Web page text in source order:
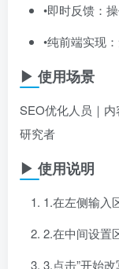
•即时反馈：
•纯前端实现
▶ 使用场景
SEO优化人员｜
研究者
▶ 使用说明
1.在左侧输入
2.在中间设置
3.点击”开始